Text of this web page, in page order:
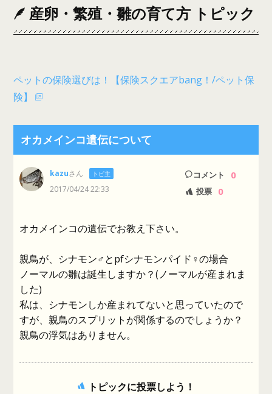
産卵・繁殖・雛の育て方 トピック
ペットの保険選びは！【保険スクエアbang！/ペット保
険】
オカメインコ遺伝について
kazuさん トピ主
2017/04/24 22:33
コメント 0
投票 0
オカメインコの遺伝でお教え下さい。
親鳥が、シナモン♂とpfシナモンパイド♀の場合
ノーマルの雛は誕生しますか？(ノーマルが産まれま
した)
私は、シナモンしか産まれてないと思っていたので
すが、親鳥のスプリットが関係するのでしょうか？
親鳥の浮気はありません。
トピックに投票しよう！